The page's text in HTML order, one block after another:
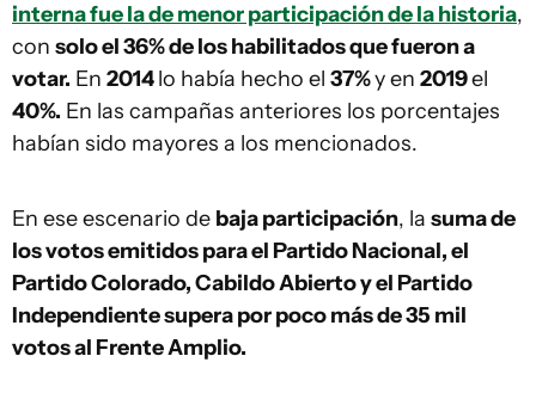
interna fue la de menor participación de la historia,
con solo el 36% de los habilitados que fueron a
votar. En 2014lo había hecho el 37%y en 2019el
40%. En las campañas anteriores los porcentajes
habían sido mayores a los mencionados.
En ese escenario de baja participación, la suma de
los votos emitidos para el Partido Nacional, el
Partido Colorado, Cabildo Abierto y el Partido
Independiente supera por poco más de 35 mil
votos al Frente Amplio.